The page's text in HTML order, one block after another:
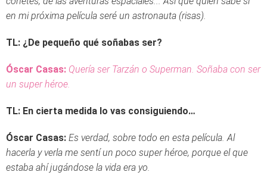
en mi próxima película seré un astronauta (risas).
TL: ¿De pequeño qué soñabas ser?
Óscar Casas: Quería ser Tarzán o Superman. Soñaba con ser
un super héroe.
TL: En cierta medida lo vas consiguiendo…
Óscar Casas: Es verdad, sobre todo en esta película. Al
hacerla y verla me sentí un poco super héroe, porque el que
estaba ahí jugándose la vida era yo.